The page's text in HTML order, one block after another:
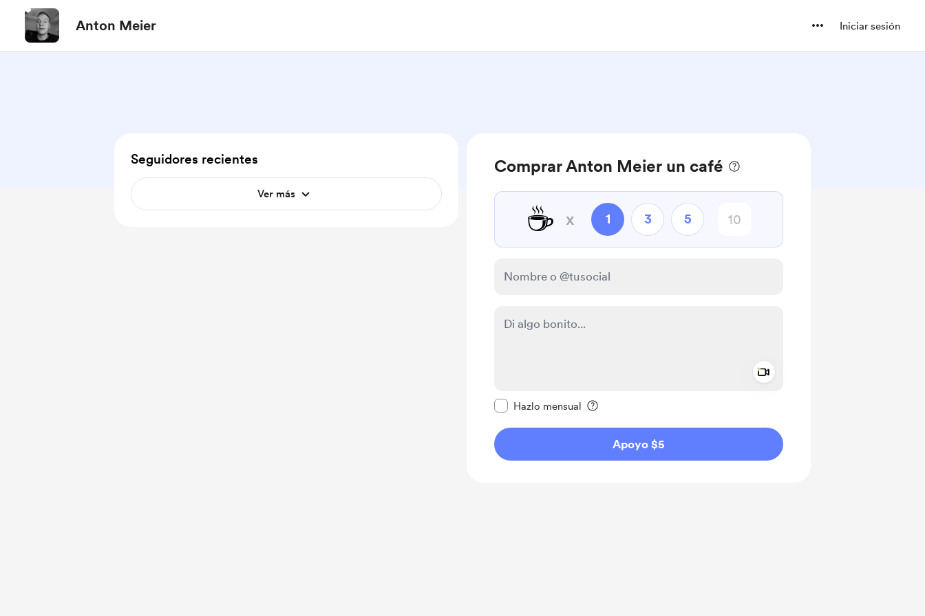
Anton Meier Iniciar sesión
Comprar Anton Meier un café
☕ x 1 3 5
Hazlo mensual
Apoyo $5
Seguidores recientes
Ver más